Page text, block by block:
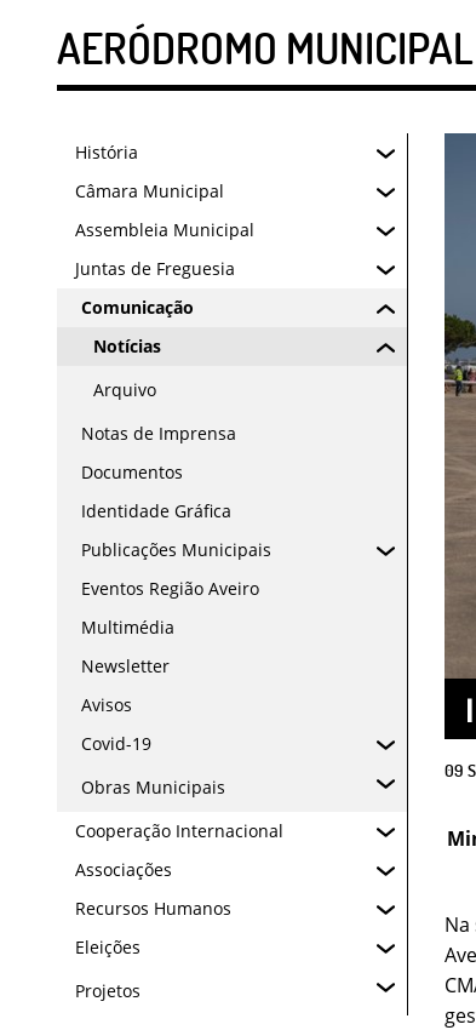
AERÓDROMO
História
Câmara Municipal
Assembleia Municipal
Juntas de Freguesia
Comunicação
Notícias
Arquivo
Notas de Imprensa
Documentos
Identidade Gráfica
Publicações Municipais
Eventos Região Aveiro
Multimédia
Newsletter
Avisos
Covid-19
Obras Municipais
Cooperação Internacional
Associações
Recursos Humanos
Eleições
Projetos
09